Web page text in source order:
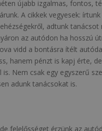
újabb izgalmas, fontos,
A cikkek vegyesek:
adtunk tanácsot
az autódon ha hosszú
vidd a bontásra ítélt
hanem pénzt is kapj érte,
is. Nem csak egy egyszerű
adunk tanácsokat is.
felelősséget érzünk az